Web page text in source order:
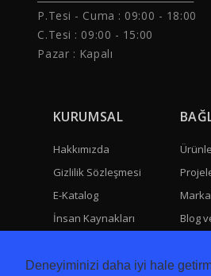
Deneyiminizi daha iyi hale
P.Tesi - Cuma : 09:00 - 18:00
C.Tesi : 09:00 - 15:00
Pazar : Kapalı
KURUMSAL
Hakkımızda
Gizlilik Sözleşmesi
E-Katalog
İnsan Kaynakları
Bize Ulaşın
Blog
Video